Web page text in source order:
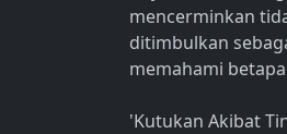
mencerminkan
ditimbulkan
memahami
'Kutukan Akibat